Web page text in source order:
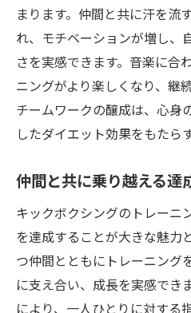
まります。仲間と共に汗を流
れ、モチベーションが増し、
さを実感できます。音楽に合
ニングがより楽しくなり、継
チームワークの醸成は、心身
したダイエット効果をもたら
仲間と共に乗り越える達
キックボクシングのトレーニ
を達成することが大きな魅力
つ仲間とともにトレーニング
に支え合い、成長を実感でき
により、一人ひとりに対する